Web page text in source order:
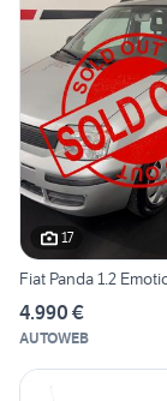
17
Fiat Panda 1.2
4.990 €
AUTOWEB